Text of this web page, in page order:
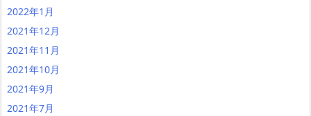
2022年1月
2021年12月
2021年11月
2021年10月
2021年9月
2021年7月